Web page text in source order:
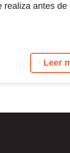
realiza antes de
Leer